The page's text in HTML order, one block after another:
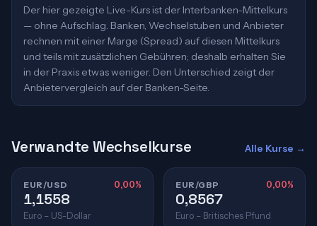
Der hier gezeigte Live-Kurs ist der Interbanken-Mittelkurs
— ohne Aufschlag. Banken, Wechselstuben und Anbieter
rechnen mit einer Marge (Spread) auf diesen Mittelkurs
und teils mit zusätzlichen Gebühren; deshalb erhalten Sie
in der Praxis etwas weniger. Den Unterschied zeigt der
Anbietervergleich auf der Banken-Seite.
Verwandte Wechselkurse Alle Kurse →
EUR/USD 0,00%
1,1558
Euro – US-Dollar
EUR/GBP 0,00%
0,8567
Euro – Britisches Pfund